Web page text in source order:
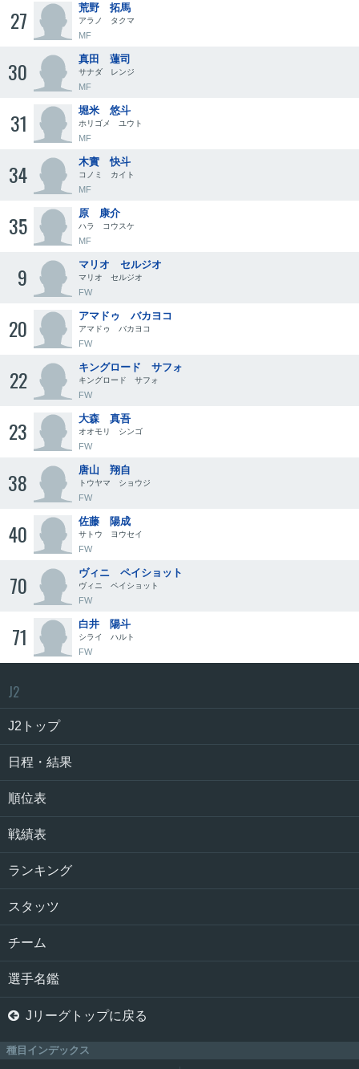
27 荒野 拓馬
アラノ タクマ
MF
30 真田 蓮司
サナダ レンジ
MF
31 堀米 悠斗
ホリゴメ ユウト
MF
34 木實 快斗
コノミ カイト
MF
35 原 康介
ハラ コウスケ
MF
9 マリオ セルジオ
マリオ セルジオ
FW
20 アマドゥ バカヨコ
アマドゥ バカヨコ
FW
22 キングロード サフォ
キングロード サフォ
FW
23 大森 真吾
オオモリ シンゴ
FW
38 唐山 翔自
トウヤマ ショウジ
FW
40 佐藤 陽成
サトウ ヨウセイ
FW
70 ヴィニ ペイショット
ヴィニ ペイショット
FW
71 白井 陽斗
シライ ハルト
FW
J2
J2トップ
日程・結果
順位表
戦績表
ランキング
スタッツ
チーム
選手名鑑
 Jリーグトップに戻る
種目インデックス